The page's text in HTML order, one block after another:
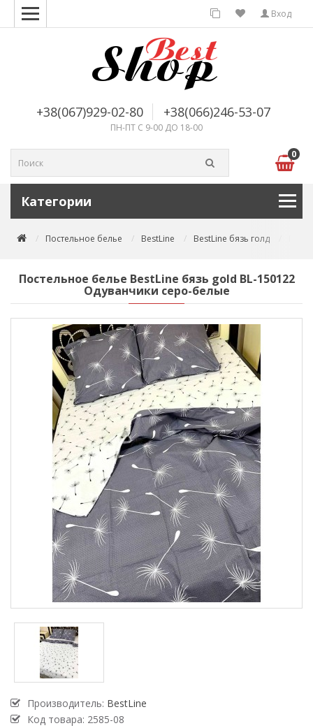
Вход
+38(067)929-02-80 +38(066)246-53-07
ПН-ПТ С 9-00 ДО 18-00
0
Категории
Постельное белье BestLine BestLine бязь голд
Постельное белье BestLine бязь gold BL-150122
Одуванчики серо-белые
Производитель: BestLine
Код товара: 2585-08